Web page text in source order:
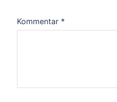
Kommentar *